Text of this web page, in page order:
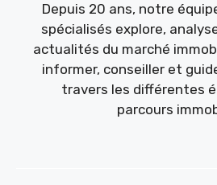
Depuis 20 ans, notre
spécialisés explore,
actualités du marché
informer, conseiller et
travers les différentes
parcours